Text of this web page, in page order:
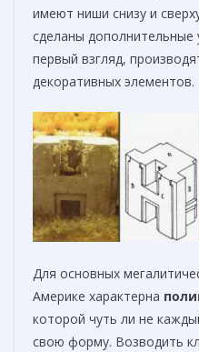
имеют ниши снизу и
сделаны дополнительные
первый взгляд,
декоративных элементов.
Для основных
Америке характерна
которой чуть ли не
свою форму. Возводить